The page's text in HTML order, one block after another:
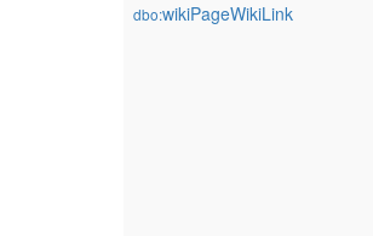
dbo:wikiPageWikiLink